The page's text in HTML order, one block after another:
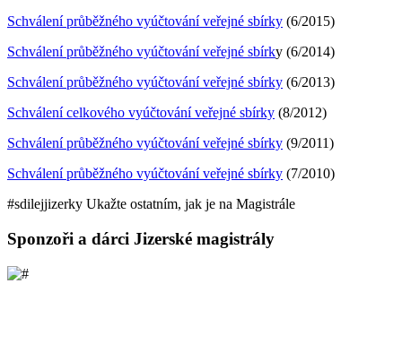
Schválení průběžného vyúčtování veřejné sbírky (6/2015)
Schválení průběžného vyúčtování veřejné sbírky (6/2014)
Schválení průběžného vyúčtování veřejné sbírky (6/2013)
Schválení celkového vyúčtování veřejné sbírky (8/2012)
Schválení průběžného vyúčtování veřejné sbírky (9/2011)
Schválení průběžného vyúčtování veřejné sbírky (7/2010)
#sdilejjizerky Ukažte ostatním, jak je na Magistrále
Sponzoři a dárci Jizerské magistrály